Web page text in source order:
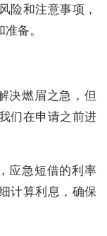
险和注意事项，
备。
决燃眉之急，但
们在申请之前进
应急短借的利率
计算利息，确保